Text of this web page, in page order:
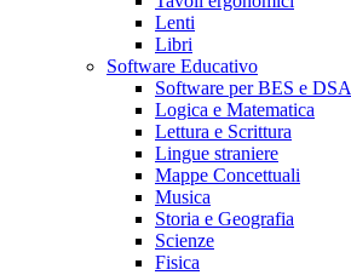
Lenti
Libri
Software Educativo
Software per BES e DSA
Logica e Matematica
Lettura e Scrittura
Lingue straniere
Mappe Concettuali
Musica
Storia e Geografia
Scienze
Fisica